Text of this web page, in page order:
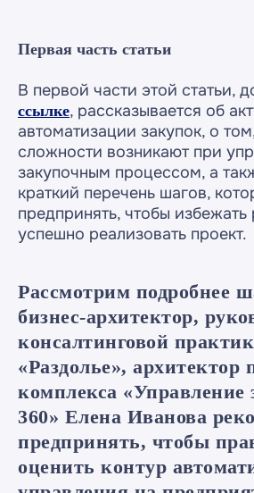
Первая часть статьи
В первой части этой статьи,
ссылке, рассказывается об
автоматизации закупок, о
сложности возникают при
закупочным процессом, а
краткий перечень шагов,
предпринять, чтобы избежать
успешно реализовать проект.
Рассмотрим подробнее
бизнес-архитектор,
консалтинговой
«Раздолье», архитектор
комплекса «Управление
360» Елена Иванова
предпринять, чтобы
оценить контур